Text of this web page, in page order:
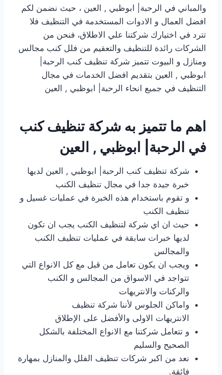
والمباني في الرحبة| ابوظبي , العين ، حيث نضمن لكم
افضل العمال و الادوات المستخدمة في التنظيف فلا
تترد في اختيارك شركتنا علي الاطلاق، فنحن من
الشركات رائدة للتنظيف والتعقيم من فلل كنب مجالس
ومنازل و البيوت تتميز شركة تنظيف كنب الرحبة|
ابوظبي , العين بتقديم افضل الخدمات في مجال
التنظيف في جميع انحاء الرحبة| ابوظبي , العين
اهم ما تتميز به شركة تنظيف كنب
في الرحبة| ابوظبي , العين
شركة تنظيف كنب الرحبة| ابوظبي , العين لديها
خبرة جيدة جدا في مجال تنظيف الكنب
و تقوم باستخدام هذه الخبرة في عمليات غسيل و
تنظيف الكنب
حيث ان اي شركة لتنظيف الكنب يجب ان تكون
لديها خبرات سابقة في عمليات تنظيف الكنب
والمجالس
ويجب ان يكون تعامل من قبل مع كل الانواع التي
تتواجد في الاسواق من المجالس و الكنب
والركنات والانتريهات
واماكن الجلوس لأننا شركة تنظيف
الانتريهات الاولى والأفضل على الإطلاق
و تتعامل شركتنا مع الانواع المختلفة بالشكل
الصحيح والسليم
نعد من اكبر شركات تنظيف الفلل والمنازل بمهارة
فائقة.